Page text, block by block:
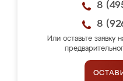
8
8
Или оставьте заявку